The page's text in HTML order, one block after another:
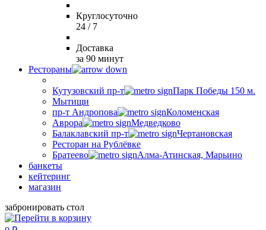
Круглосуточно
24 / 7
Доставка
за 90 минут
Рестораны
Кутузовский пр-т
Парк Победы 150 м.
Мытищи
пр-т Андропова
Коломенская
Аврора
Медведково
Балаклавский пр-т
Чертановская
Ресторан на Рублёвке
Братеево
Алма-Атинская, Марьино
банкеты
кейтеринг
магазин
забронировать стол